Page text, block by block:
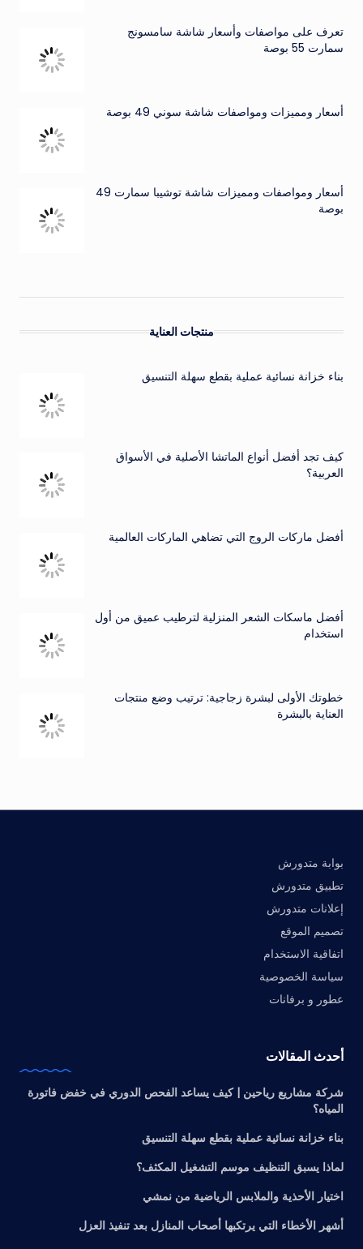
تعرف على مواصفات وأسعار شاشة سامسونج
سمارت 55 بوصة
أسعار ومميزات ومواصفات شاشة سوني 49 بوصة
أسعار ومواصفات ومميزات شاشة توشيبا سمارت 49
بوصة
منتجات العناية
بناء خزانة نسائية عملية بقطع سهلة التنسيق
كيف تجد أفضل أنواع الماتشا الأصلية في الأسواق
العربية؟
أفضل ماركات الروج التي تضاهي الماركات العالمية
أفضل ماسكات الشعر المنزلية لترطيب عميق من أول
استخدام
خطوتك الأولى لبشرة زجاجية: ترتيب وضع منتجات
العناية بالبشرة
بوابة متدورش
تطبيق متدورش
إعلانات متدورش
تصميم الموقع
اتفاقية الاستخدام
سياسة الخصوصية
عطور و برفانات
أحدث المقالات
شركة مشاريع رياحين | كيف يساعد الفحص الدوري في خفض فاتورة
المياه؟
بناء خزانة نسائية عملية بقطع سهلة التنسيق
لماذا يسبق التنظيف موسم التشغيل المكثف؟
اختيار الأحذية والملابس الرياضية من نمشي
أشهر الأخطاء التي يرتكبها أصحاب المنازل بعد تنفيذ العزل